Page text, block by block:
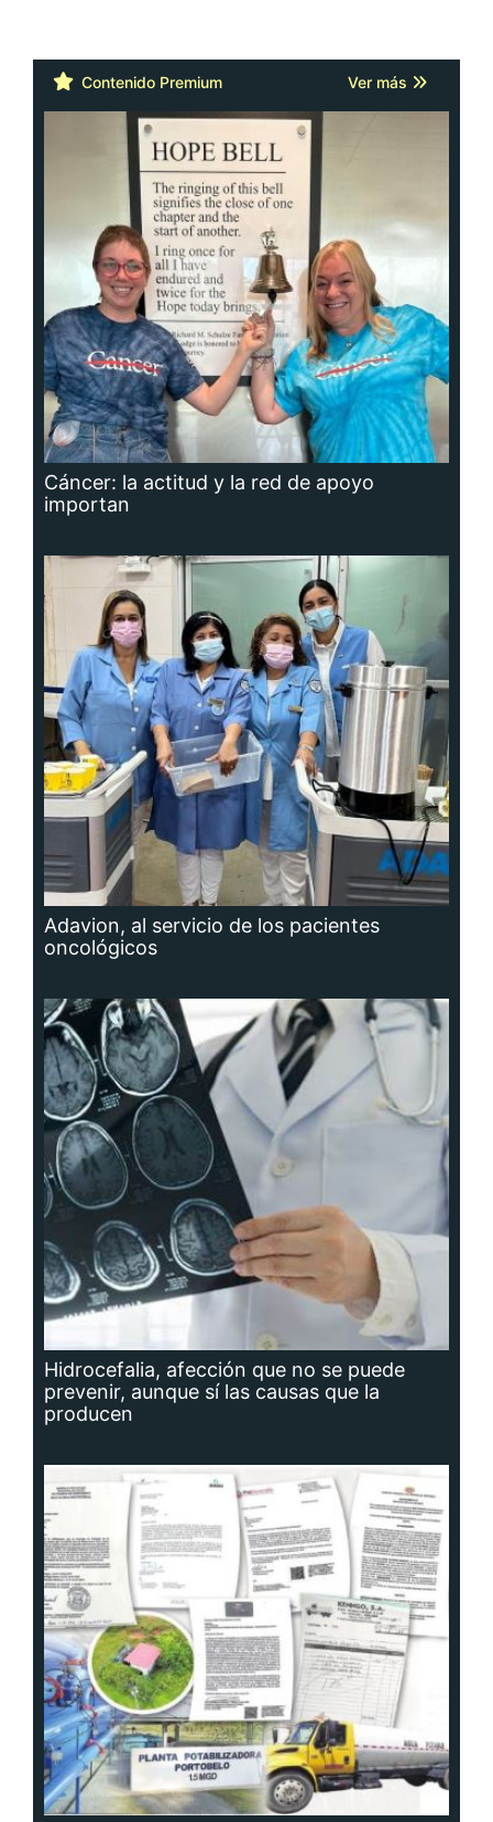
Contenido Premium Ver más
Cáncer: la actitud y la red de apoyo
importan
Adavion, al servicio de los pacientes
oncológicos
Hidrocefalia, afección que no se puede
prevenir, aunque sí las causas que la
producen